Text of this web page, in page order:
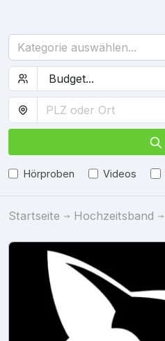
Kategorie auswählen...
Hörproben Videos
Startseite Hochzeitsband